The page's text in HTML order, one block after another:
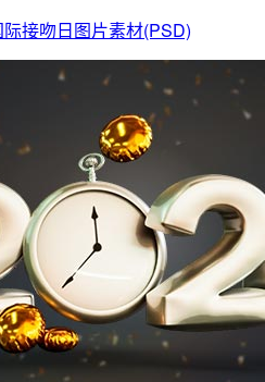
接吻日图片素材(PSD)